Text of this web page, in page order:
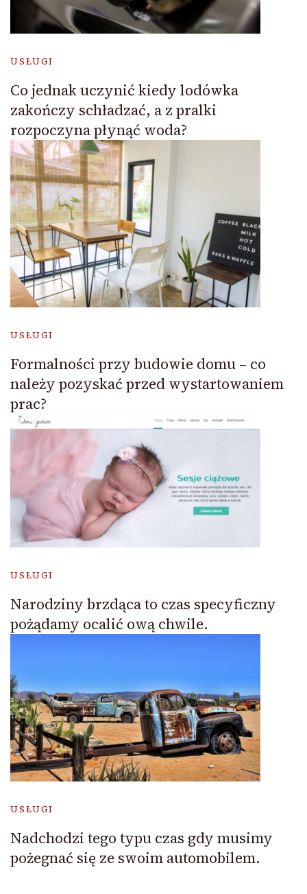
USŁUGI
Co jednak uczynić kiedy lodówka
zakończy schładzać, a z pralki
rozpoczyna płynąć woda?
USŁUGI
Formalności przy budowie domu – co
należy pozyskać przed wystartowaniem
prac?
USŁUGI
Narodziny brzdąca to czas specyficzny
pożądamy ocalić ową chwile.
USŁUGI
Nadchodzi tego typu czas gdy musimy
pożegnać się ze swoim automobilem.